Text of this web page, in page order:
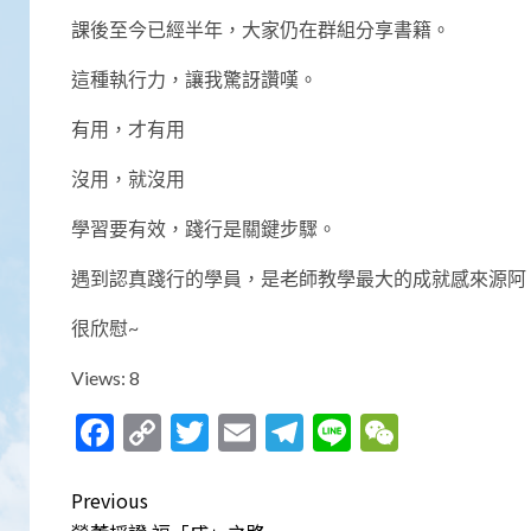
課後至今已經半年，大家仍在群組分享書籍。
這種執行力，讓我驚訝讚嘆。
有用，才有用
沒用，就沒用
學習要有效，踐行是關鍵步驟。
遇到認真踐行的學員，是老師教學最大的成就感來源阿
很欣慰~
Views: 8
Facebook
CopyTwitter
EmailTelegram
Line
Post
Previous